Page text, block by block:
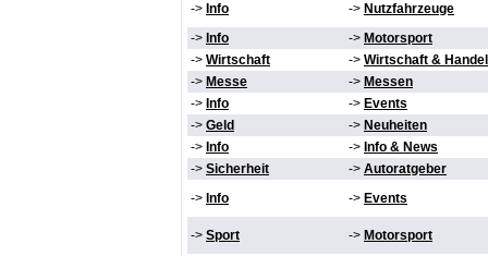
-> Info -> Nutzfahrzeuge
-> Info -> Motorsport
-> Wirtschaft -> Wirtschaft & Handel
-> Messe -> Messen
-> Info -> Events
-> Geld -> Neuheiten
-> Info -> Info & News
-> Sicherheit -> Autoratgeber
-> Info -> Events
-> Sport -> Motorsport